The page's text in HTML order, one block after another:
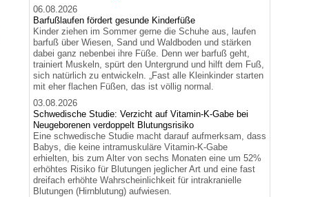
06.08.2026
Barfußlaufen fördert gesunde Kinderfüße
Kinder ziehen im Sommer gerne die Schuhe aus, laufen
barfuß über Wiesen, Sand und Waldboden und stärken
dabei ganz nebenbei ihre Füße. Denn wer barfuß geht,
trainiert Muskeln, spürt den Untergrund und hilft dem Fuß,
sich natürlich zu entwickeln. „Fast alle Kleinkinder starten
mit eher flachen Füßen, das ist völlig normal.
03.08.2026
Schwedische Studie: Verzicht auf Vitamin-K-Gabe bei
Neugeborenen verdoppelt Blutungsrisiko
Eine schwedische Studie macht darauf aufmerksam, dass
Babys, die keine intramuskuläre Vitamin-K-Gabe
erhielten, bis zum Alter von sechs Monaten eine um 52%
erhöhtes Risiko für Blutungen jeglicher Art und eine fast
dreifach erhöhte Wahrscheinlichkeit für intrakranielle
Blutungen (Hirnblutung) aufwiesen.